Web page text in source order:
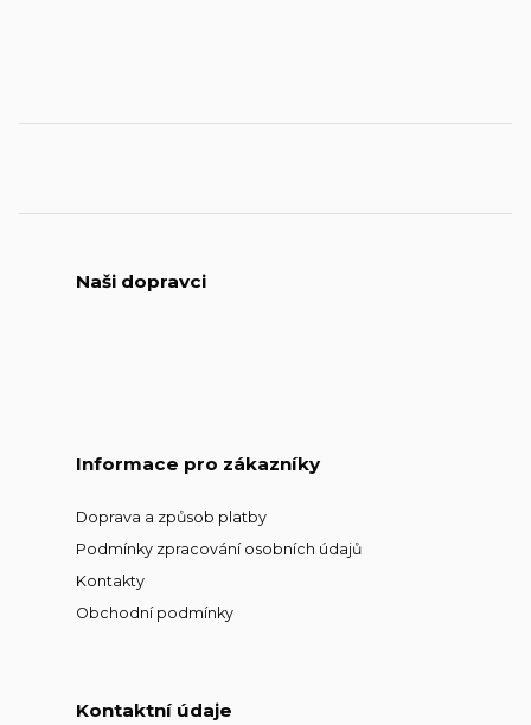
Naši dopravci
Informace pro zákazníky
Doprava a způsob platby
Podmínky zpracování osobních údajů
Kontakty
Obchodní podmínky
Kontaktní údaje